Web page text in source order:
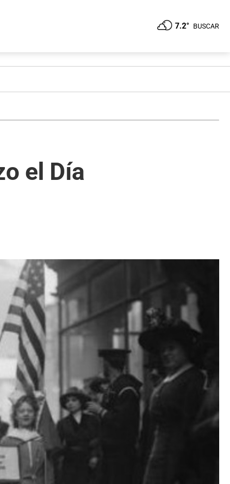
7.2° BUSCAR
el Día